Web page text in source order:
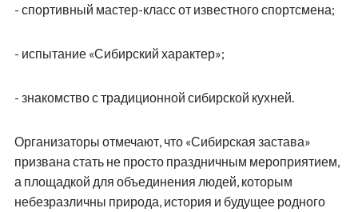
- спортивный мастер-класс от известного спортсмена;
- испытание «Сибирский характер»;
- знакомство с традиционной сибирской кухней.
Организаторы отмечают, что «Сибирская застава»
призвана стать не просто праздничным мероприятием,
а площадкой для объединения людей, которым
небезразличны природа, история и будущее родного